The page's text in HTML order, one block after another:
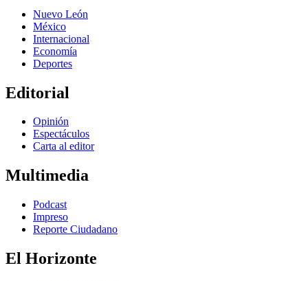
Nuevo León
México
Internacional
Economía
Deportes
Editorial
Opinión
Espectáculos
Carta al editor
Multimedia
Podcast
Impreso
Reporte Ciudadano
El Horizonte